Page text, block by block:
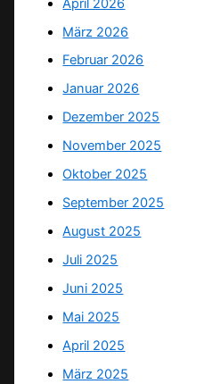
April 2026
März 2026
Februar 2026
Januar 2026
Dezember 2025
November 2025
Oktober 2025
September 2025
August 2025
Juli 2025
Juni 2025
Mai 2025
April 2025
März 2025